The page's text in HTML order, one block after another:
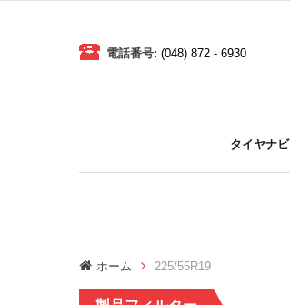
電話番号: (048) 872 - 6930
タイヤナビ
ホーム 225/55R19